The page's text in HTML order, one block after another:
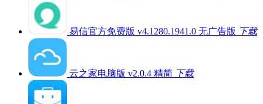
易信官方免费版 v4.1280.1941.0 无广告版 下载
云之家电脑版 v2.0.4 精简 下载